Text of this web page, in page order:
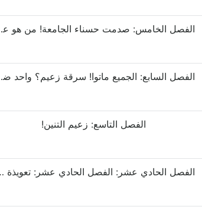
الفصل الخامس:
الفصل السابع:
الفصل التاسع: زعيم التنين!
الفصل الحادي عشر: